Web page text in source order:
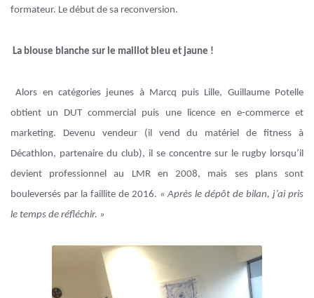
formateur. Le début de sa reconversion.
La blouse blanche sur le maillot bleu et jaune !
Alors en catégories jeunes à Marcq puis Lille, Guillaume Potelle
obtient un DUT commercial puis une licence en e-commerce et
marketing. Devenu vendeur (il vend du matériel de fitness à
Décathlon, partenaire du club), il se concentre sur le rugby lorsqu’il
devient professionnel au LMR en 2008, mais ses plans sont
bouleversés par la faillite de 2016. « Après le dépôt de bilan, j’ai pris
le temps de réfléchir. »